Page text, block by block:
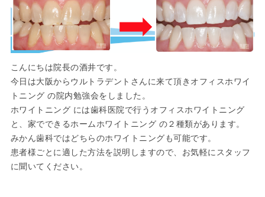
こんにちは院長の酒井です。
今日は大阪からウルトラデントさんに来て頂きオフィスホワイ
トニング の院内勉強会をしました。
ホワイトニング には歯科医院で行うオフィスホワイトニング
と、家でできるホームホワイトニング の２種類があります。
みかん歯科ではどちらのホワイトニングも可能です。
患者様ごとに適した方法を説明しますので、お気軽にスタッフ
に聞いてください。